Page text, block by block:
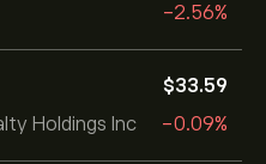
-2.56%
Holdings Inc
‎$‎33.59
-0.09%